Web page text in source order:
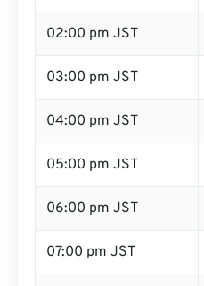
02:00 pm JST
03:00 pm JST
04:00 pm JST
05:00 pm JST
06:00 pm JST
07:00 pm JST